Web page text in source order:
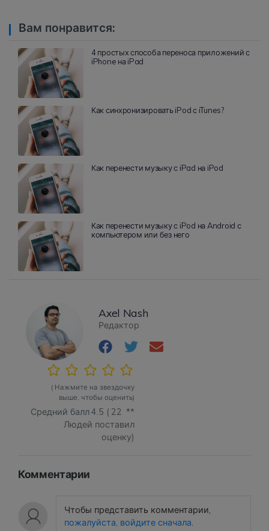
Вам понравится:
4 простых способа переноса приложений с
iPhone на iPad
Как синхронизировать iPod с iTunes?
Как перенести музыку с iPad на iPod
Как перенести музыку с iPod на Android с
компьютером или без него
Axel Nash
Редактор
( Нажмите на звездочку
выше, чтобы оценить)
Средний балл4.5 ( 22 **
Людей поставил
оценку)
Комментарии
Чтобы представить комментарии,
пожалуйста, войдите сначала.